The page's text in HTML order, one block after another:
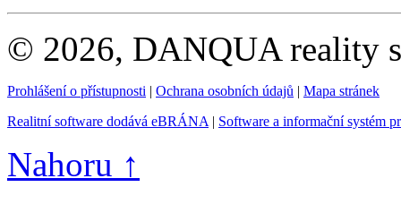
© 2026, DANQUA reality
Prohlášení o přístupnosti | Ochrana osobních údajů | Mapa stránek
Realitní software dodává eBRÁNA | Software a informační systém
Nahoru ↑